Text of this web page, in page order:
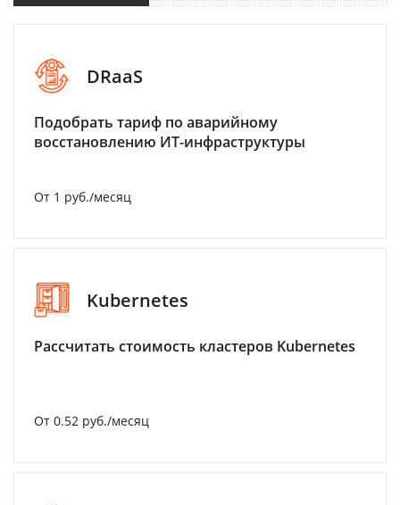
DRaaS
Подобрать тариф по аварийному
восстановлению ИТ-инфраструктуры
От 1 руб./месяц
Kubernetes
Рассчитать стоимость кластеров Kubernetes
От 0.52 руб./месяц